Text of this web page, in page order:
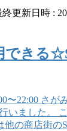
終更新日時 :
できる
〜22:00 さ
いました。
他の商店街の